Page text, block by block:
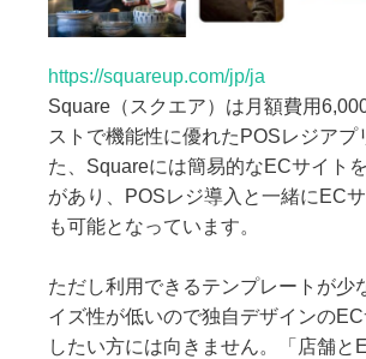
https://squareup.com/jp/ja
Square（スクエア）は月額費用
ストで機能性に優れたPOSレジアプ
た、Squareには簡易的なECサイト
があり、POSレジ導入と一緒にEC
も可能となっています。
ただし利用できるテンプレートが少
イズ性が低いので独自デザインの
したい方には向きません。「店舗と